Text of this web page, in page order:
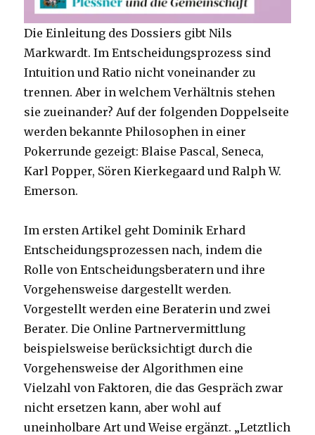
Die Einleitung des Dossiers gibt Nils
Markwardt. Im Entscheidungsprozess sind
Intuition und Ratio nicht voneinander zu
trennen. Aber in welchem Verhältnis stehen
sie zueinander? Auf der folgenden Doppelseite
werden bekannte Philosophen in einer
Pokerrunde gezeigt: Blaise Pascal, Seneca,
Karl Popper, Sören Kierkegaard und Ralph W.
Emerson.
Im ersten Artikel geht Dominik Erhard
Entscheidungsprozessen nach, indem die
Rolle von Entscheidungsberatern und ihre
Vorgehensweise dargestellt werden.
Vorgestellt werden eine Beraterin und zwei
Berater. Die Online Partnervermittlung
beispielsweise berücksichtigt durch die
Vorgehensweise der Algorithmen eine
Vielzahl von Faktoren, die das Gespräch zwar
nicht ersetzen kann, aber wohl auf
uneinholbare Art und Weise ergänzt. „Letztlich